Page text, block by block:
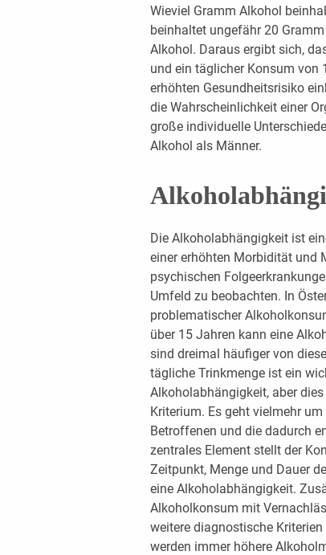
Wieviel Gramm Alkohol
beinhaltet ungefähr 20
Alkohol. Daraus ergibt sich,
und ein täglicher Konsum von
erhöhten Gesundheitsrisiko
die Wahrscheinlichkeit einer
große individuelle
Alkohol als Männer.
Die Alkoholabhängigkeit ist
einer erhöhten Morbidität und
psychischen
Umfeld zu beobachten. In
problematischer
über 15 Jahren kann eine
sind dreimal häufiger von
tägliche Trinkmenge ist ein
Alkoholabhängigkeit, aber
Kriterium. Es geht vielmehr
Betroffenen und die dadurch
zentrales Element stellt der
Zeitpunkt, Menge und Dauer
eine Alkoholabhängigkeit.
Alkoholkonsum mit
weitere diagnostische
werden immer höhere